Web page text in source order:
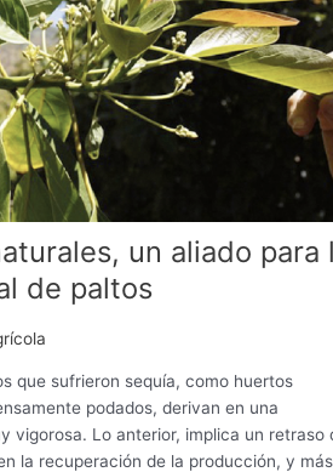
un aliado para
de paltos
que sufrieron sequía, como huertos
podados, derivan en una
vigorosa. Lo anterior, implica un retraso
la recuperación de la producción, y más